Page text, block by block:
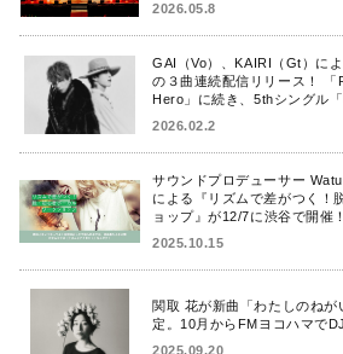
2026.05.8
GAI（Vo）、KAIRI（Gt）に
の３曲連続配信リリース！
Hero」に続き、5thシングル
2026.02.2
サウンドプロデューサー
による『リズムで差がつく！
ョップ』が12/7に渋谷で開催！
2025.10.15
関取 花が新曲「わたしのね
定。10月からFMヨコハマで
2025.09.20